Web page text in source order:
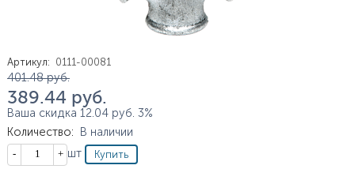
Артикул: 0111-00081
Цена
401.48 руб.
389.44 руб.
Ваша скидка 12.04 руб. 3%
Количество:
В наличии
Кол-во
шт